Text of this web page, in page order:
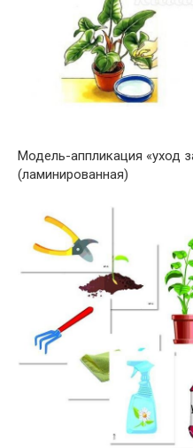
Модель-аппликация «уход
(ламинированная)